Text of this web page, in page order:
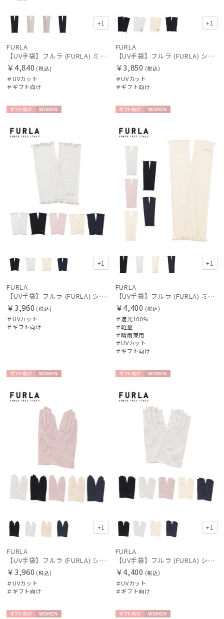
+1
FURLA
【UV手袋】フルラ (FURLA) ミディアム ＵＶ手袋 FURLAロゴ 指無し
￥4,840 (税込)
＃UVカット
＃ギフト向け
+1
FURLA
【UV手袋】フルラ (FURLA) ショート ＵＶ手袋 ベア 指無し
￥3,850 (税込)
＃UVカット
＃ギフト向け
向け
N
+1
FURLA
【UV手袋】フルラ (FURLA) ショート ＵＶ手袋 フリル 指無し
￥3,960 (税込)
＃UVカット
＃ギフト向け
向け
N
+1
FURLA
【UV手袋】フルラ (FURLA) ミディアム ＵＶ手袋 フリル 指無し
￥4,400 (税込)
＃遮光100%
＃軽量
＃晴雨兼用
＃UVカット
＃ギフト向け
向け
N
+1
FURLA
【UV手袋】フルラ (FURLA) ショート ＵＶ手袋 ロゴ刺繍 5本指
￥3,960 (税込)
＃UVカット
＃ギフト向け
向け
N
+1
FURLA
【UV手袋】フルラ (FURLA) ショート ＵＶ手袋 ロゴ刺繍 指切り
￥4,400 (税込)
＃UVカット
＃ギフト向け